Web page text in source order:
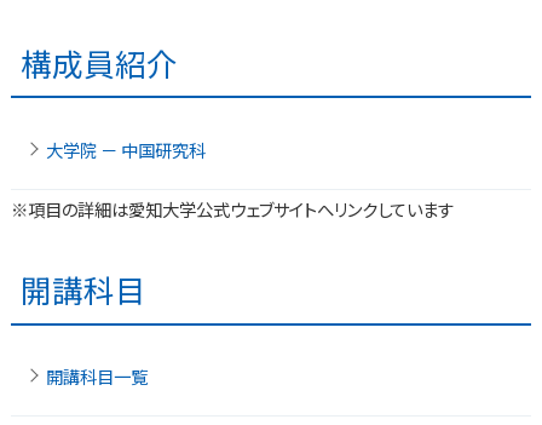
構成員紹介
大学院 － 中国研究科
※項目の詳細は愛知大学公式ウェブサイトへリンクしています
開講科目
開講科目一覧